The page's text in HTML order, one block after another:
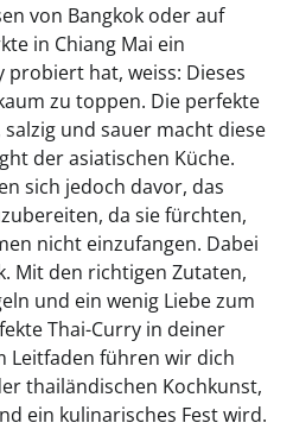
von Bangkok oder auf
in Chiang Mai ein
hat, weiss: Dieses
zu toppen. Die perfekte
salzig und sauer macht diese
der asiatischen Küche.
sich jedoch davor, das
da sie fürchten,
nicht einzufangen. Dabei
Mit den richtigen Zutaten,
und ein wenig Liebe zum
Thai-Curry in deiner
Leitfaden führen wir dich
thailändischen Kochkunst,
ein kulinarisches Fest wird.